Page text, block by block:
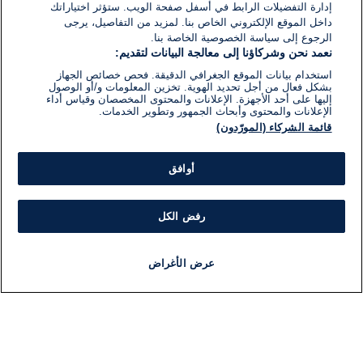
إدارة التفضيلات الرابط في أسفل صفحة الويب. ستؤثر اختياراتك
داخل الموقع الإلكتروني الخاص بنا. لمزيد من التفاصيل، يرجى
الرجوع إلى سياسة الخصوصية الخاصة بنا.
نعمد نحن وشركاؤنا إلى معالجة البيانات لتقديم:
استخدام بيانات الموقع الجغرافي الدقيقة. فحص خصائص الجهاز
بشكل فعال من أجل تحديد الهوية. تخزين المعلومات و/أو الوصول
إليها على أحد الأجهزة. الإعلانات والمحتوى المخصصان وقياس أداء
الإعلانات والمحتوى وأبحاث الجمهور وتطوير الخدمات.
قائمة الشركاء (المورّدون)
أوافق
رفض الكل
عرض الأغراض